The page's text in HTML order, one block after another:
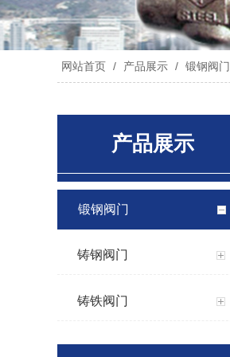
网站首页 / 产品展示 / 锻钢阀门
产品展示
锻钢阀门
铸钢阀门
铸铁阀门